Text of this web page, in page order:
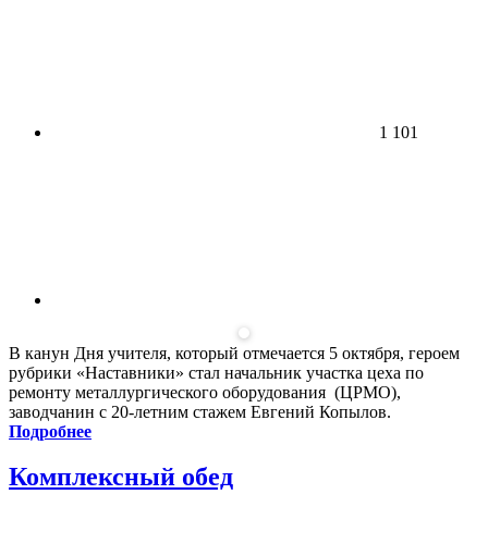
1 101
В канун Дня учителя, который отмечается 5 октября, героем
рубрики «Наставники» стал начальник участка цеха по
ремонту металлургического оборудования (ЦРМО),
заводчанин с 20-летним стажем Евгений Копылов.
Подробнее
Комплексный обед